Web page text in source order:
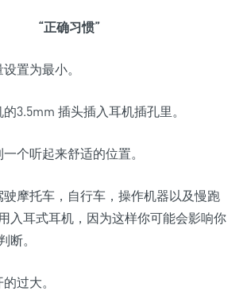
“正确习惯”
置为最小。
3.5mm 插头插入耳机插孔里。
个听起来舒适的位置。
摩托车，自行车，操作机器以及慢跑
入耳式耳机，因为这样你可能会影响你
断。
过大。